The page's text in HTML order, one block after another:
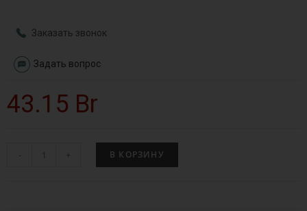
Заказать звонок
Задать вопрос
43.15 Br
- + В КОРЗИНУ